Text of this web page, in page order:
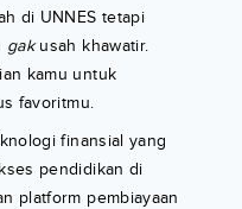
di UNNES tetapi
gakusah khawatir.
kamu untuk
favoritmu.
finansial yang
pendidikan di
platform pembiayaan